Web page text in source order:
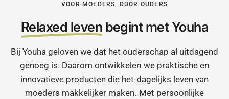
VOOR MOEDERS, DOOR OUDERS
Relaxed leven begint met Youha
Bij Youha geloven we dat het ouderschap al uitdagend
genoeg is. Daarom ontwikkelen we praktische en
innovatieve producten die het dagelijks leven van
moeders makkelijker maken. Met persoonlijke